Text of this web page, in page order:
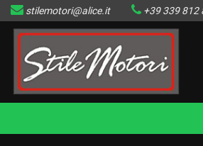
HOME
LISTA VEICOLI DISPONIBILI
IL VENDUTO
stilemotori@alice.it +39 339 812